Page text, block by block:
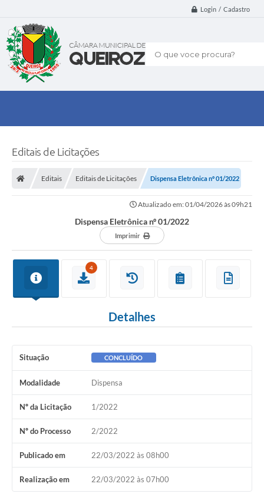
Login / Cadastro
O que voce procura?
Editais de Licitações
Editais Editais de Licitações Dispensa Eletrônica nº 01/2022
Atualizado em: 01/04/2026 às 09h21
Dispensa Eletrônica nº 01/2022
Imprimir
4
Detalhes
Situação CONCLUÍDO
Modalidade Dispensa
Nº da Licitação 1/2022
Nº do Processo 2/2022
Publicado em 22/03/2022 às 08h00
Realização em 22/03/2022 às 07h00